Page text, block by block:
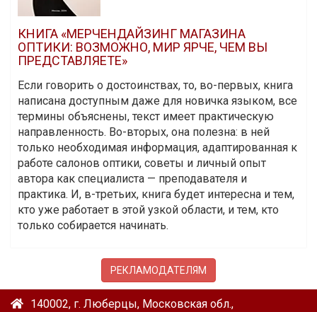
КНИГА «МЕРЧЕНДАЙЗИНГ МАГАЗИНА
ОПТИКИ: ВОЗМОЖНО, МИР ЯРЧЕ, ЧЕМ ВЫ
ПРЕДСТАВЛЯЕТЕ»
Если говорить о достоинствах, то, во-первых, книга
написана доступным даже для новичка языком, все
термины объяснены, текст имеет практическую
направленность. Во-вторых, она полезна: в ней
только необходимая информация, адаптированная к
работе салонов оптики, советы и личный опыт
автора как специалиста — преподавателя и
практика. И, в-третьих, книга будет интересна и тем,
кто уже работает в этой узкой области, и тем, кто
только собирается начинать.
РЕКЛАМОДАТЕЛЯМ
140002, г. Люберцы, Московская обл.,